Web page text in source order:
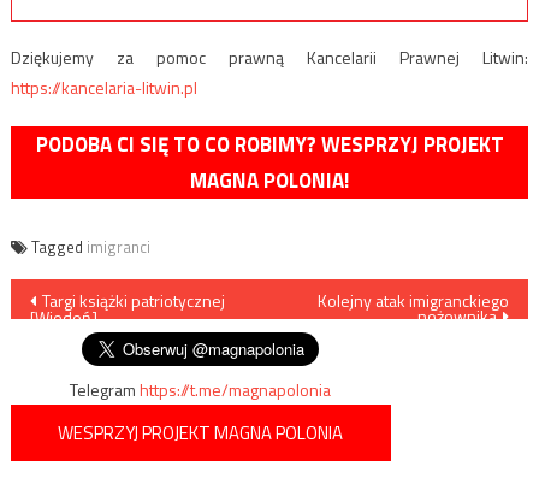
Dziękujemy za pomoc prawną Kancelarii Prawnej Litwin:
https://kancelaria-litwin.pl
PODOBA CI SIĘ TO CO ROBIMY? WESPRZYJ PROJEKT
MAGNA POLONIA!
Tagged imigranci
Nawigacja
wpisu
Targi książki patriotycznej
[Wiedeń]
Kolejny atak imigranckiego
nożownika
Telegramhttps://t.me/magnapolonia
WESPRZYJ PROJEKT MAGNA POLONIA